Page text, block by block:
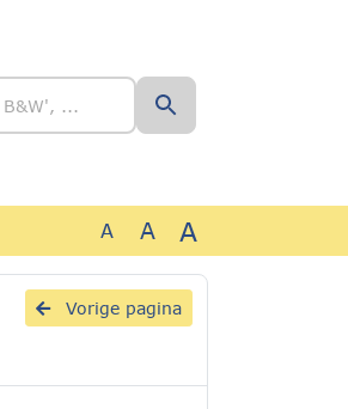
A A A
Vorige pagina